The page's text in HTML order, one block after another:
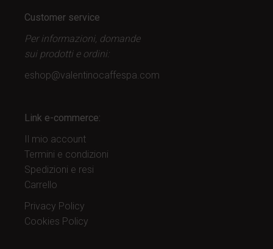
Customer service
Per informazioni, domande
sui prodotti e ordini:
eshop@valentinocaffespa.com
Link e-commerce:
Il mio account
Termini e condizioni
Spedizioni e resi
Carrello
Privacy Policy
Cookies Policy